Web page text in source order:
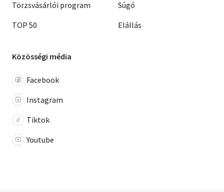
Törzsvásárlói program
TOP 50
Súgó
Elállás
Közösségi média
Facebook
Instagram
Tiktok
Youtube